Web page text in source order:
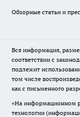
Обзорные статьи и
Вся информация,
соответствии с
подлежит
том числе
как с письменного
«На информационном
технологии